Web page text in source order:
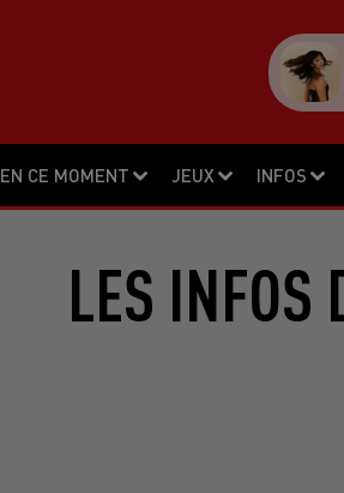
EN CE MOMENT JEUX INFOS
LES